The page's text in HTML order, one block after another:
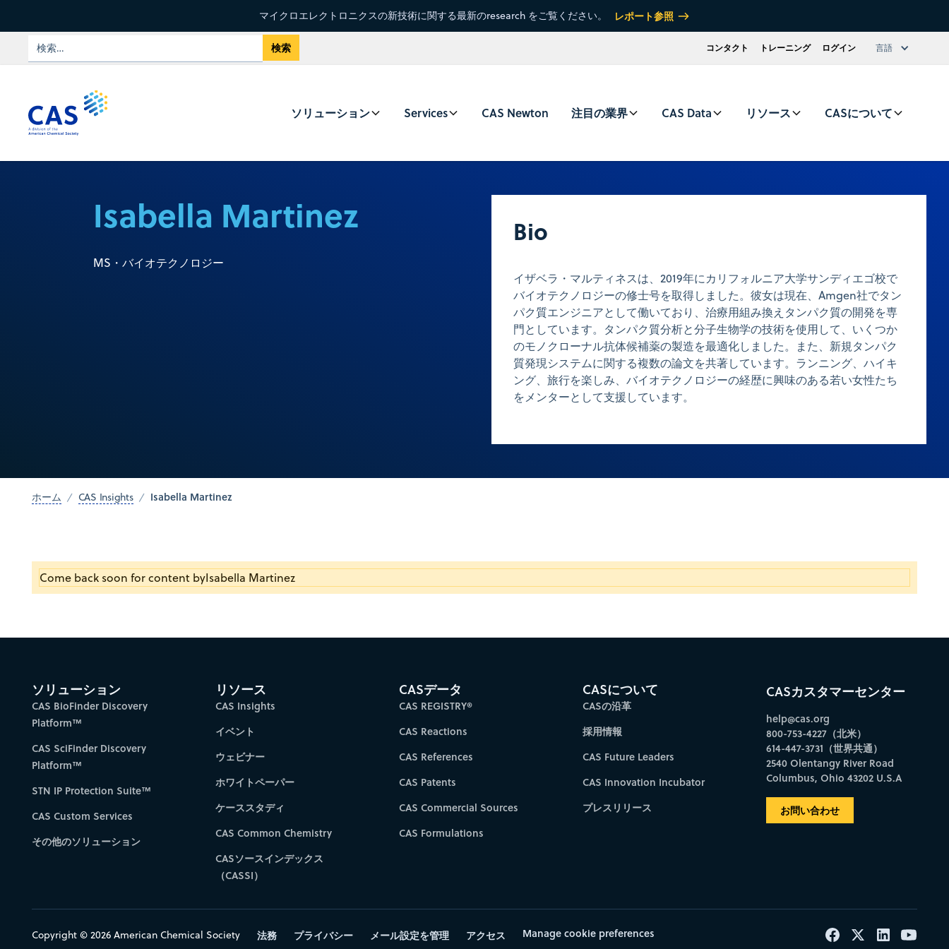
マイクロエレクトロニクスの新技術に関する最新のresearch をご覧ください。 レポート参照
コンタクト トレーニング ログイン 言語
ソリューション Services CAS Newton 注目の業界 CAS Data リソース CASについて
Isabella Martinez
MS・バイオテクノロジー
Bio
イザベラ・マルティネスは、2019年にカリフォルニア大学サンディエゴ校で
バイオテクノロジーの修士号を取得しました。彼女は現在、Amgen社でタン
パク質エンジニアとして働いており、治療用組み換えタンパク質の開発を専
門としています。タンパク質分析と分子生物学の技術を使用して、いくつか
のモノクローナル抗体候補薬の製造を最適化しました。また、新規タンパク
質発現システムに関する複数の論文を共著しています。ランニング、ハイキ
ング、旅行を楽しみ、バイオテクノロジーの経歴に興味のある若い女性たち
をメンターとして支援しています。
ホーム CAS Insights Isabella Martinez
Come back soon for content byIsabella Martinez
ソリューション
CAS BioFinder Discovery
Platform™
CAS SciFinder Discovery
Platform™
STN IP Protection Suite™
CAS Custom Services
その他のソリューション
リソース
CAS Insights
イベント
ウェビナー
ホワイトペーパー
ケーススタディ
CAS Common Chemistry
CASソースインデックス
（CASSI）
CASデータ
CAS REGISTRY®
CAS Reactions
CAS References
CAS Patents
CAS Commercial Sources
CAS Formulations
CASについて
CASの沿革
採用情報
CAS Future Leaders
CAS Innovation Incubator
プレスリリース
CASカスタマーセンター
help@cas.org
800-753-4227（北米）
614-447-3731（世界共通）
2540 Olentangy River Road
Columbus, Ohio 43202 U.S.A
お問い合わせ
Copyright © 2026 American Chemical Society 法務 プライバシー メール設定を管理 アクセス Manage cookie preferences